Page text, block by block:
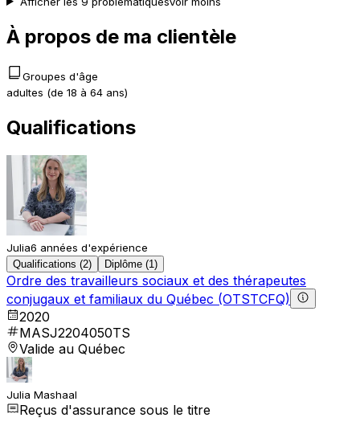
À propos de ma clientèle
Groupes d'âge
adultes (de 18 à 64 ans)
Qualifications
Julia6 années d'expérience
Qualifications (2) Diplôme (1)
Ordre des travailleurs sociaux et des thérapeutes
conjugaux et familiaux du Québec (OTSTCFQ)
2020
MASJ2204050TS
Valide au Québec
Julia Mashaal
Reçus d'assurance sous le titre